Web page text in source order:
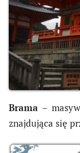
Brama–
znajdująca się